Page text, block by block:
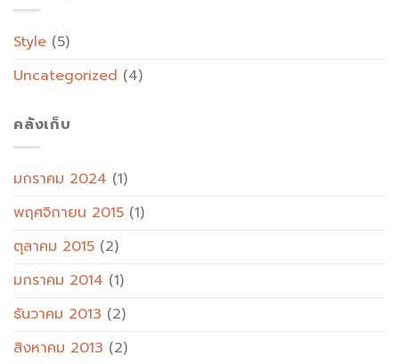
Style (5)
Uncategorized (4)
คลังเก็บ
มกราคม 2024 (1)
พฤศจิกายน 2015 (1)
ตุลาคม 2015 (2)
มกราคม 2014 (1)
ธันวาคม 2013 (2)
สิงหาคม 2013 (2)